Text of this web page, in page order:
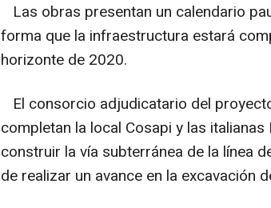
Las obras presentan un calendario
forma que la infraestructura estará
horizonte de 2020.
El consorcio adjudicatario del
completan la local Cosapi y las
construir la vía subterránea de la línea
de realizar un avance en la excavación